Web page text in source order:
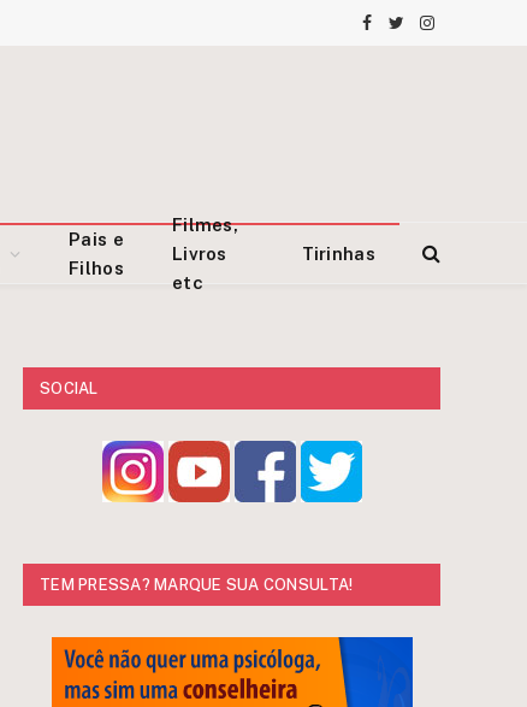
Facebook
TwitterInstagram
Pais e
Filhos
Filmes,
Livros
etc
Tirinhas
SOCIAL
TEM PRESSA? MARQUE SUA CONSULTA!